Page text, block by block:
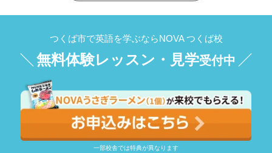
つくば市で英語を学ぶならNOVA つくば校
無料体験レッスン・見学受付中
一部校舎では特典が異なります